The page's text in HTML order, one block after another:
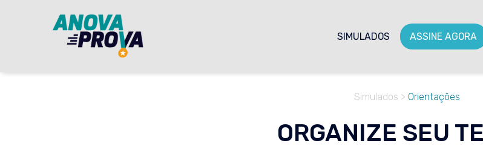
SIMULADOS ASSINE AGORA
Simulados > Orientações
ORGANIZE SEU